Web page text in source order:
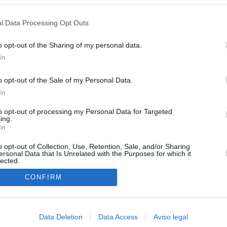
Data Processing Opt Outs
opt-out of the Sharing of my personal data.
opt-out of the Sale of my Personal Data.
opt-out of processing my Personal Data for Targeted
opt-out of Collection, Use, Retention, Sale, and/or Sharing
Data that Is Unrelated with the Purposes for which it
CONFIRM
Data Deletion Data Access Aviso legal
en la crisis entre España e Italia: “Es ridículo que
a esto”
una oportunidad": el camino a Ceuta de Mohamed y cientos
la peor crisis humanitaria del mundo
al teatro de Meloni